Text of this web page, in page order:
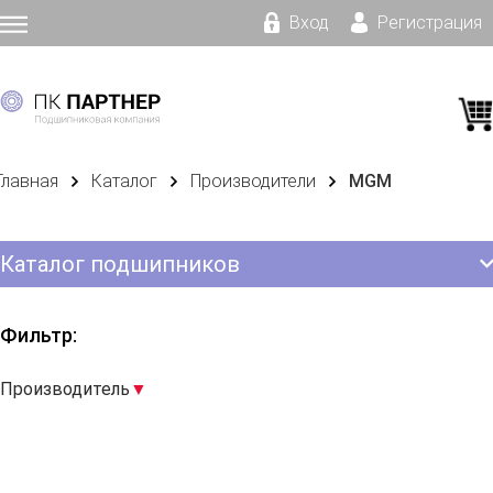
Вход Регистрация
Каталог Производители MGM
Каталог подшипников
Фильтр:
Производитель